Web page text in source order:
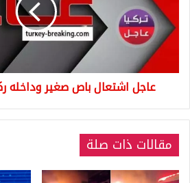
وداخله
ركاب
في
اسطنبول
عاجل اشتعال باص صغير
مقالات ذات صلة